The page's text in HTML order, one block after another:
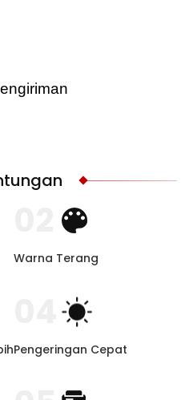
Warna Terang
Pengeringan Cepat